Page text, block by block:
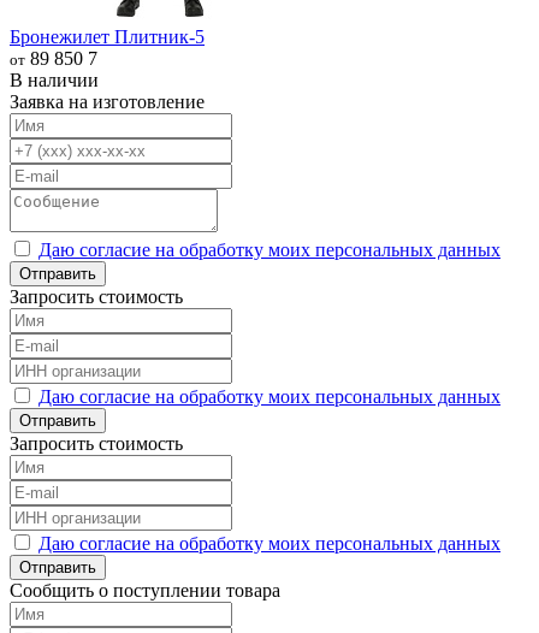
Бронежилет Плитник-5
от 89 850 7
В наличии
Заявка на изготовление
Даю согласие на обработку моих персональных данных
Отправить
Запросить стоимость
Даю согласие на обработку моих персональных данных
Отправить
Запросить стоимость
Даю согласие на обработку моих персональных данных
Отправить
Сообщить о поступлении товара